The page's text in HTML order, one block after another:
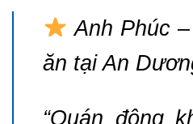
Anh Phúc
ăn tại An
“Quán đông